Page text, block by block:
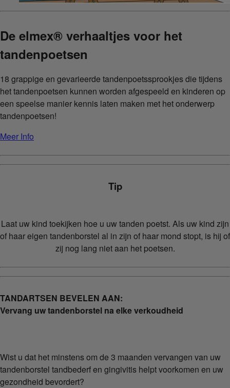
De elmex® verhaaltjes voor het
tandenpoetsen
18 grappige en gevarieerde tandenpoetssprookjes die tijdens
het tandenpoetsen kunnen worden afgespeeld en kinderen op
een speelse manier kennis laten maken met het onderwerp
tandenpoetsen!
Meer Info
Tip
Laat uw kind toekijken hoe u uw tanden poetst. Als uw kind zijn
of haar eigen tandenborstel al in zijn of haar mond stopt, is hij of
zij nog lang niet aan het poetsen.
TANDARTSEN BEVELEN AAN:
Vervang uw tandenborstel na elke verkoudheid
Wist u dat het minstens om de 3 maanden vervangen van uw
tandenborstel tandbederf en gingivitis helpt voorkomen en uw
gezondheid bevordert?